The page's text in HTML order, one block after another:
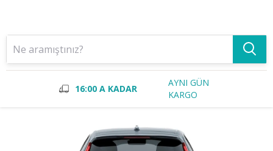
16:00 A KADAR
AYNI GÜN
KARGO